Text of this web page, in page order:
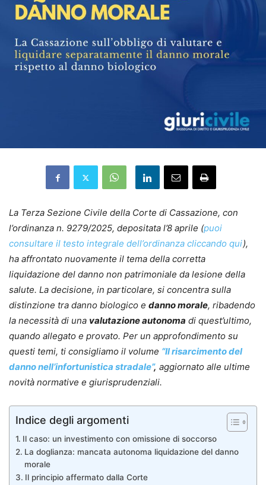
La Terza Sezione Civile della Corte di Cassazione, con
l’ordinanza n. 9279/2025, depositata l’8 aprile (puoi
consultare il testo integrale dell’ordinanza cliccando qui),
ha affrontato nuovamente il tema della corretta
liquidazione del danno non patrimoniale da lesione della
salute. La decisione, in particolare, si concentra sulla
distinzione tra danno biologico e danno morale, ribadendo
la necessità di una valutazione autonoma di quest’ultimo,
quando allegato e provato. Per un approfondimento su
questi temi, ti consigliamo il volume “Il risarcimento del
danno nell’infortunistica stradale”, aggiornato alle ultime
novità normative e giurisprudenziali.
Indice degli argomenti
Il caso: un investimento con omissione di soccorso
La doglianza: mancata autonoma liquidazione del danno
morale
Il principio affermato dalla Corte